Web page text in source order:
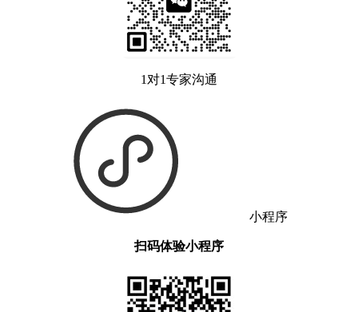
1对1专家沟通
小程序
扫码体验小程序